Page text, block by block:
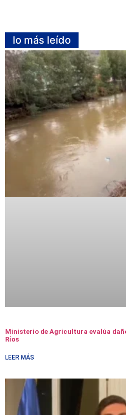
lo más leído
Ministerio de Agricultura evalúa
Ríos
LEER MÁS